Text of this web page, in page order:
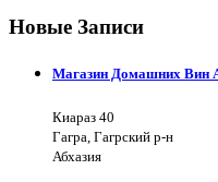
Новые Записи
Магазин Домашних Вин
Киараз 40
Гагра, Гагрский р-н
Абхазия